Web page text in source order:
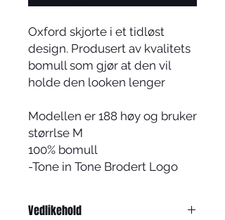
Oxford skjorte i et tidløst
design. Produsert av kvalitets
bomull som gjør at den vil
holde den looken lenger
Modellen er 188 høy og bruker
størrlse M
100% bomull
-Tone in Tone Brodert Logo
Vedlikehold